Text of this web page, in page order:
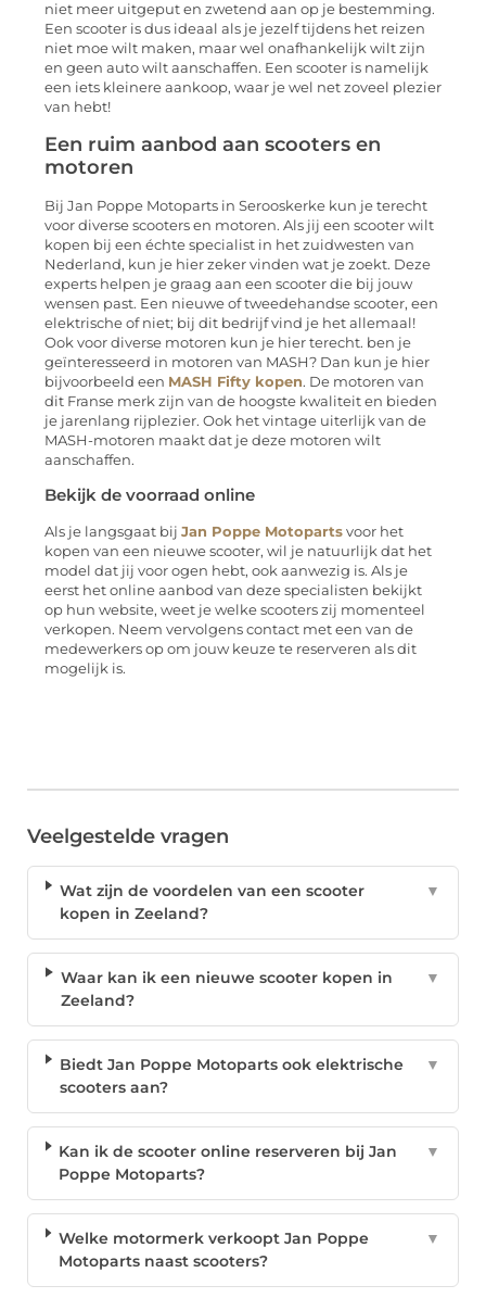
niet meer uitgeput en zwetend aan op je bestemming.
Een scooter is dus ideaal als je jezelf tijdens het reizen
niet moe wilt maken, maar wel onafhankelijk wilt zijn
en geen auto wilt aanschaffen. Een scooter is namelijk
een iets kleinere aankoop, waar je wel net zoveel plezier
van hebt!
Een ruim aanbod aan scooters en
motoren
Bij Jan Poppe Motoparts in Serooskerke kun je terecht
voor diverse scooters en motoren. Als jij een scooter wilt
kopen bij een échte specialist in het zuidwesten van
Nederland, kun je hier zeker vinden wat je zoekt. Deze
experts helpen je graag aan een scooter die bij jouw
wensen past. Een nieuwe of tweedehandse scooter, een
elektrische of niet; bij dit bedrijf vind je het allemaal!
Ook voor diverse motoren kun je hier terecht. ben je
geïnteresseerd in motoren van MASH? Dan kun je hier
bijvoorbeeld een MASH Fifty kopen. De motoren van
dit Franse merk zijn van de hoogste kwaliteit en bieden
je jarenlang rijplezier. Ook het vintage uiterlijk van de
MASH-motoren maakt dat je deze motoren wilt
aanschaffen.
Bekijk de voorraad online
Als je langsgaat bij Jan Poppe Motoparts voor het
kopen van een nieuwe scooter, wil je natuurlijk dat het
model dat jij voor ogen hebt, ook aanwezig is. Als je
eerst het online aanbod van deze specialisten bekijkt
op hun website, weet je welke scooters zij momenteel
verkopen. Neem vervolgens contact met een van de
medewerkers op om jouw keuze te reserveren als dit
mogelijk is.
Veelgestelde vragen
Wat zijn de voordelen van een scooter
kopen in Zeeland?
▼
Waar kan ik een nieuwe scooter kopen in
Zeeland?
▼
Biedt Jan Poppe Motoparts ook elektrische
scooters aan?
▼
Kan ik de scooter online reserveren bij Jan
Poppe Motoparts?
▼
Welke motormerk verkoopt Jan Poppe
Motoparts naast scooters?
▼